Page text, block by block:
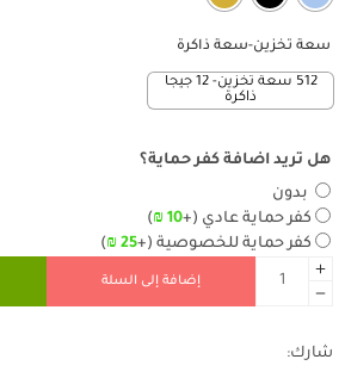
سعة تخزين-سعة ذاكرة
512 سعة تخزين- 12 جيجا
ذاكرة
هل تريد اضافة كفر حماية؟
بدون
كفر حماية عادي (+
10
₪
)
كفر حماية للخصوصية (+
25
₪
)
إضافة إلى السلة
شارك: